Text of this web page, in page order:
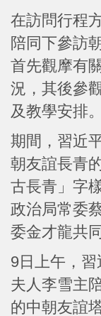
在訪問行程
陪同下參訪
首先觀摩有
況，其後參
及教學安排。
期間，習近
朝友誼長青
古長青」字
政治局常委
委金才龍共
9日上午，
夫人李雪主
的中朝友誼